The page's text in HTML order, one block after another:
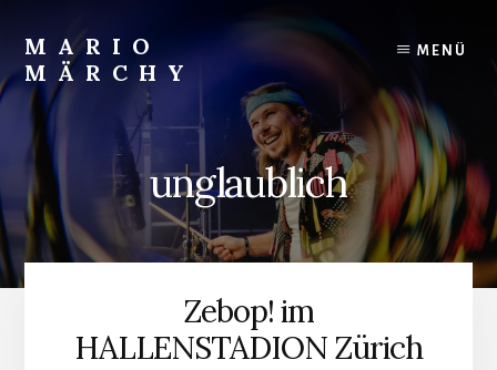
content
MARIO
MÄRCHY
Live
Studiodrummer
MENÜ
unglaublich
Zebop! im
HALLENSTADION Zürich